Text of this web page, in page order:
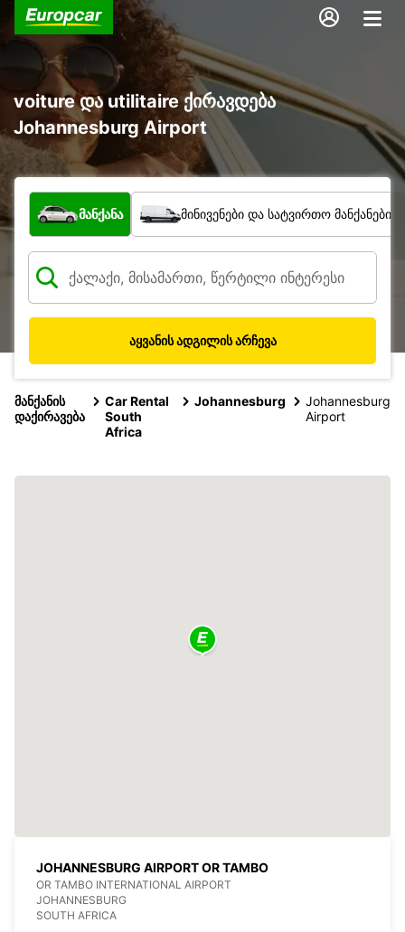
voiture და utilitaire ქირავდება
Johannesburg Airport
რა ტიპის ავტომობილი?
მანქანა მინივენები და სატვირთო მანქანები
აყვანის ადგილის არჩევა
მანქანის
დაქირავება
Car Rental
South
Africa
Johannesburg
Johannesburg
Airport
JOHANNESBURG AIRPORT OR TAMBO
OR TAMBO INTERNATIONAL AIRPORT
JOHANNESBURG
SOUTH AFRICA